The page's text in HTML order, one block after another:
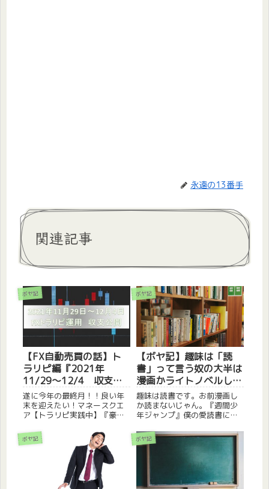
永遠の13番手
関連記事
ボヤ記
【FX自動売買の話】ト
ラリピ編『2021年
11/29～12/4 収支公
開』って話
遂に今年の最終月！！良い年
末を迎えたい！マネースクエ
ア【トラリピ実践中】『豪ド
円』、『ユーロ/円』、『ユー
ロ/英ポンド』、『NZドル/米
ドル』でトラリピ運用を行っ
ております。1週間に1回の頻
度で更新していきます。※...
ボヤ記
【ボヤ記】趣味は「読
書」って言う奴の大半は
漫画かライトノベルしか
読まないって話
趣味は読書です。お前漫画し
か読まないじゃん。『週間少
年ジャンプ』僕の愛読書にな
出しの僕は未だにジャンプを
呼んでいるわけなんです。今
回はそんな『漫画』の話。漫
画は買え僕は毎週毎週楽しみ
でジャンプはしっかり購入し
てから...
ボヤ記 ボヤ記